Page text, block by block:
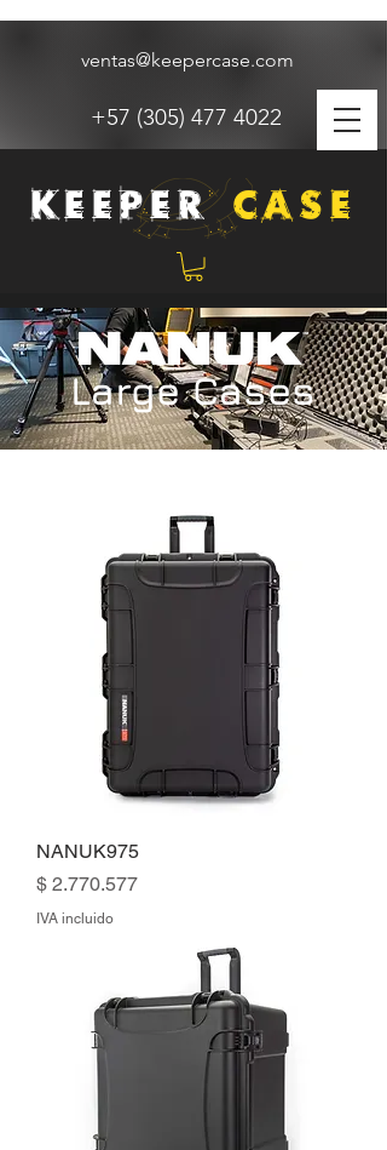
ventas@keepercase.com
+57 (305) 477 4022
KEEPER CASE
HOME COTIZAR PROYECTOS
TIENDA NANUK
Large Cases
NANUK975
Precio
$ 2.770.577
IVA incluido